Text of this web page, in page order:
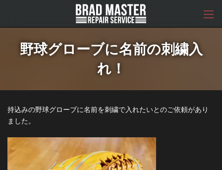
ン
ー
野球グローブに名前の刺繍入
れ！
持込みの野球グローブに名前を刺繍で入れたいとのご依頼があり
ました。